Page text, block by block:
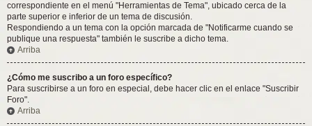
correspondiente en el menú "Herramientas de Tema", ubicado cerca de la
parte superior e inferior de un tema de discusión.
Respondiendo a un tema con la opción marcada de "Notificarme cuando se
publique una respuesta" también le suscribe a dicho tema.
Arriba
¿Cómo me suscribo a un foro específico?
Para suscribirse a un foro en especial, debe hacer clic en el enlace "Suscribir
Foro".
Arriba